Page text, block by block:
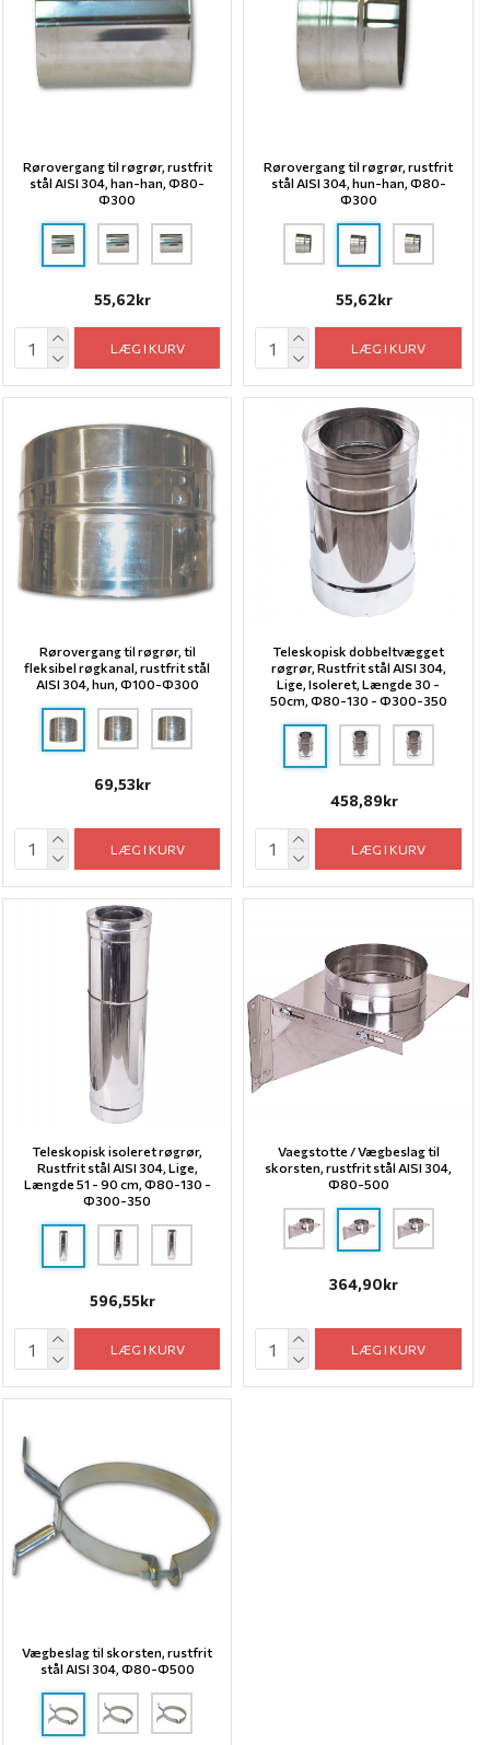
Rørovergang til røgrør, rustfrit
stål AISI 304, han-han, Ф80-
Ф300
55,62kr
LÆG I KURV
Rørovergang til røgrør, rustfrit
stål AISI 304, hun-han, Ф80-
Ф300
55,62kr
LÆG I KURV
Rørovergang til røgrør, til
fleksibel røgkanal, rustfrit stål
AISI 304, hun, Ф100-Ф300
69,53kr
LÆG I KURV
Teleskopisk dobbeltvægget
røgrør, Rustfrit stål AISI 304,
Lige, Isoleret, Længde 30 -
50cm, Ф80-130 - Ф300-350
458,89kr
LÆG I KURV
Teleskopisk isoleret røgrør,
Rustfrit stål AISI 304, Lige,
Længde 51 - 90 cm, Ф80-130 -
Ф300-350
596,55kr
LÆG I KURV
Vaegstotte / Vægbeslag til
skorsten, rustfrit stål AISI 304,
Ф80-500
364,90kr
LÆG I KURV
Vægbeslag til skorsten, rustfrit
stål AISI 304, Ф80-Ф500